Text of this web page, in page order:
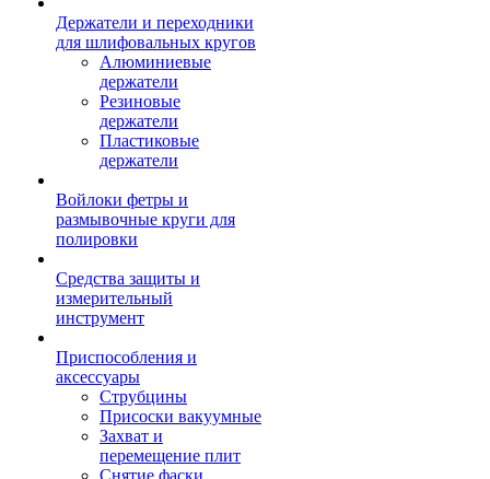
Держатели и переходники
для шлифовальных кругов
Алюминиевые
держатели
Резиновые
держатели
Пластиковые
держатели
Войлоки фетры и
размывочные круги для
полировки
Средства защиты и
измерительный
инструмент
Приспособления и
аксессуары
Струбцины
Присоски вакуумные
Захват и
перемещение плит
Снятие фаски